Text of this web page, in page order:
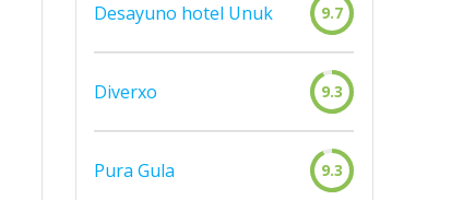
Desayuno hotel Unuk 9.7
Diverxo 9.3
Pura Gula 9.3